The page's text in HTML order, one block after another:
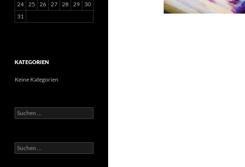
24 25 26 27 28 29
30
31
KATEGORIEN
Keine Kategorien
Suchen
nach:
Suchen
nach: